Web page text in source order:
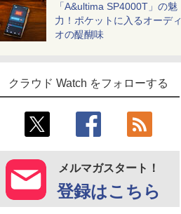
「A&ultima SP4000T」の魅
力！ポケットに入るオーディ
オの醍醐味
クラウド Watch をフォローする
メルマガスタート！
登録はこちら